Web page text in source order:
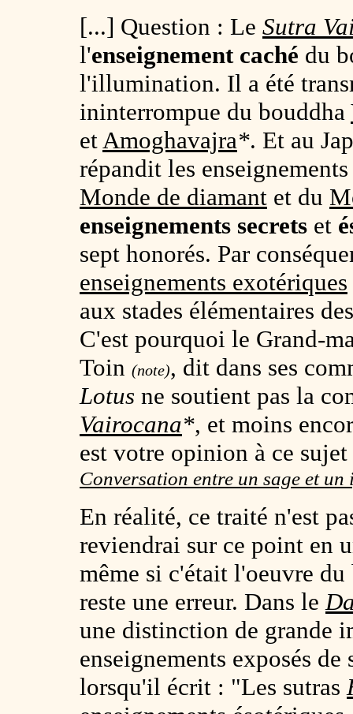
[...] Question : Le Sutra
l'enseignement caché du
l'illumination. Il a été
ininterrompue du bouddha
etAmoghavajra*. Et au
répandit les
Monde de diamant et du
enseignements secrets et
sept honorés. Par
enseignements exotériques
aux stades élémentaires
C'est pourquoi le Grand-
Toin (note), dit dans ses
Lotus ne soutient pas la
Vairocana*, et moins
est votre opinion à ce sujet
Conversation entre un sage et
En réalité, ce traité n'est
reviendrai sur ce point en
même si c'était l'oeuvre
reste une erreur. Dans le
une distinction de grande
enseignements exposés
lorsqu'il écrit : "Les sutras